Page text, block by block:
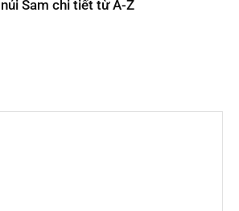
núi Sam chi tiết từ A-Z